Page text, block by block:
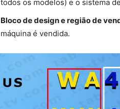
todos os modelos) e o sistema
Bloco de design e região de
máquina é vendida.